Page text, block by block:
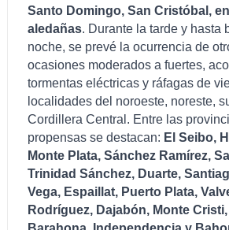
Santo Domingo, San Cristóbal,
aledañas. Durante la tarde y hasta
noche, se prevé la ocurrencia de
ocasiones moderados a fuertes,
tormentas eléctricas y ráfagas de
localidades del noroeste, noreste,
Cordillera Central. Entre las
propensas se destacan: El Seibo,
Monte Plata, Sánchez Ramírez,
Trinidad Sánchez, Duarte,
Vega, Espaillat, Puerto Plata,
Rodríguez, Dajabón, Monte